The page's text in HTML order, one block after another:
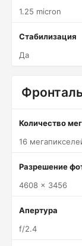
1.25 micron
Стабилизация
Да
Количество
16
Разрешение
4608 x 3456
Апертура
f/2.4